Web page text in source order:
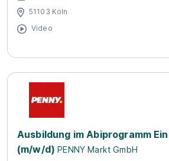
51103 Köln
Video
Ausbildung im Abiprogramm
(m/w/d) PENNY Markt GmbH